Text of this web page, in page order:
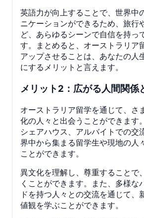
英語力が向上することで、世界中
ニケーションができるため、旅行
ど、あらゆるシーンで自信を持っ
す。まとめると、オーストラリア
アップさせることは、あなたの人
にするメリットと言えます。
メリット2：広がる人間関係
オーストラリア留学を通じて、さ
化の人々と出会うことができます
シェアハウス、アルバイトでの交
界中から集まる留学生や現地の人
ことができます。
異文化を理解し、尊重することで
くことができます。また、多様な
ドを持つ人々との交流を通じて、
値観を学ぶことができます。